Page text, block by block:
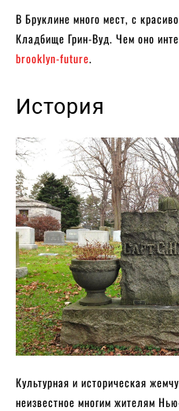
В Бруклине много мест, с
Кладбище Грин-Вуд. Чем оно
brooklyn-future.
История
Культурная и историческая
неизвестное многим жителям